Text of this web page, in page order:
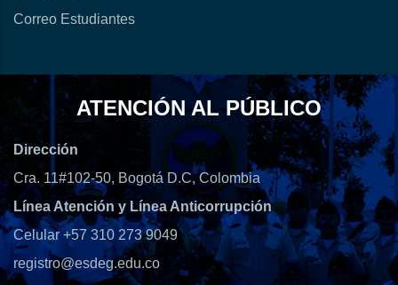
Correo Estudiantes
ATENCIÓN AL PÚBLICO
Dirección
Cra. 11#102-50, Bogotá D.C, Colombia
Línea Atención y Línea Anticorrupción
Celular +57 310 273 9049
registro@esdeg.edu.co